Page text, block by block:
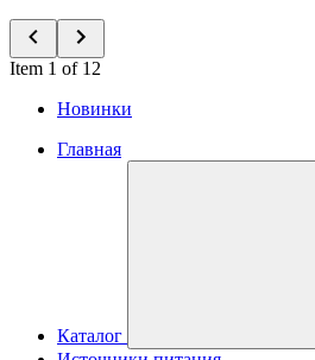
Item 1 of 12
Новинки
Главная
Каталог